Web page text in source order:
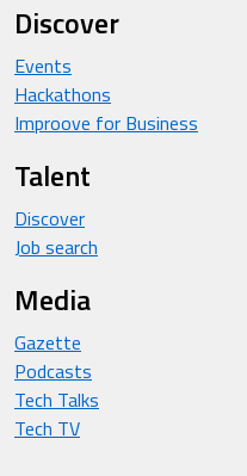
Discover
Events
Hackathons
Improove for Business
Talent
Discover
Job search
Media
Gazette
Podcasts
Tech Talks
Tech TV